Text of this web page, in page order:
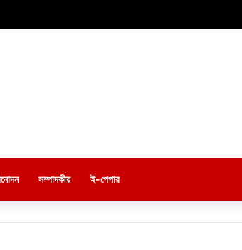
সম্পাদকীয় ই-পেপার